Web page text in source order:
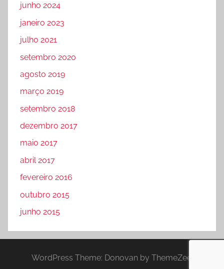
junho 2024
janeiro 2023
julho 2021
setembro 2020
agosto 2019
março 2019
setembro 2018
dezembro 2017
maio 2017
abril 2017
fevereiro 2016
outubro 2015
junho 2015
WordPress Theme: Donovan by ThemeZee.